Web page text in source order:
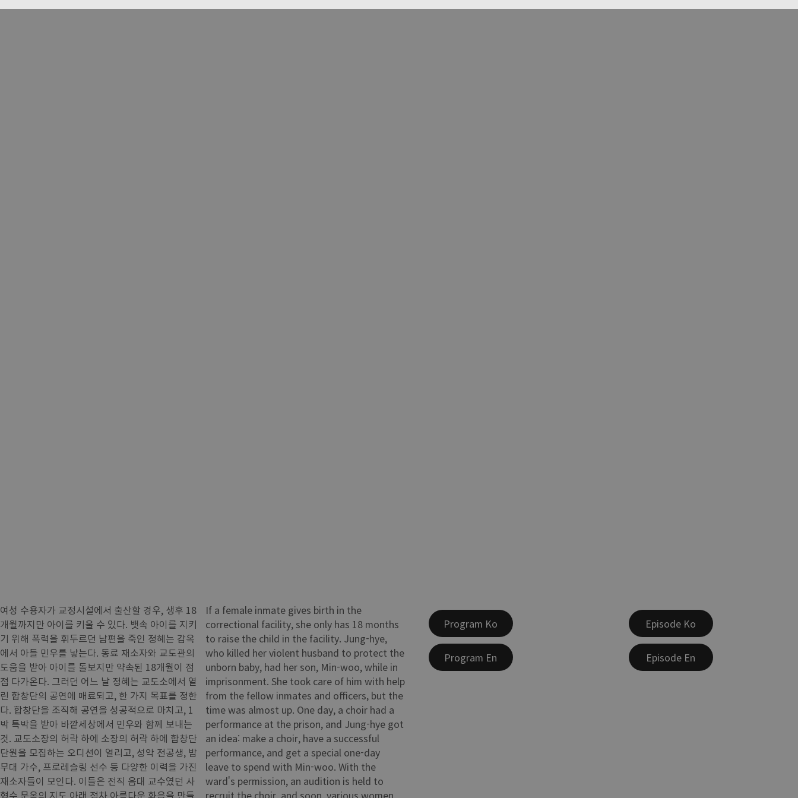
여성 수용자가 교정시설에서 출산할 경우, 생후 18
개월까지만 아이를 키울 수 있다. 뱃속 아이를 지키
기 위해 폭력을 휘두르던 남편을 죽인 정혜는 감옥
에서 아들 민우를 낳는다. 동료 재소자와 교도관의
도움을 받아 아이를 돌보지만 약속된 18개월이 점
점 다가온다. 그러던 어느 날 정혜는 교도소에서 열
린 합창단의 공연에 매료되고, 한 가지 목표를 정한
다. 합창단을 조직해 공연을 성공적으로 마치고, 1
박 특박을 받아 바깥세상에서 민우와 함께 보내는
것. 교도소장의 허락 하에 소장의 허락 하에 합창단
단원을 모집하는 오디션이 열리고, 성악 전공생, 밤
무대 가수, 프로레슬링 선수 등 다양한 이력을 가진
재소자들이 모인다. 이들은 전직 음대 교수였던 사
형수 문옥의 지도 아래 점차 아름다운 화음을 만들
If a female inmate gives birth in the
correctional facility, she only has 18 months
to raise the child in the facility. Jung-hye,
who killed her violent husband to protect the
unborn baby, had her son, Min-woo, while in
imprisonment. She took care of him with help
from the fellow inmates and officers, but the
time was almost up. One day, a choir had a
performance at the prison, and Jung-hye got
an idea: make a choir, have a successful
performance, and get a special one-day
leave to spend with Min-woo. With the
ward's permission, an audition is held to
recruit the choir, and soon, various women
Program Ko
Program En
Episode Ko
Episode En